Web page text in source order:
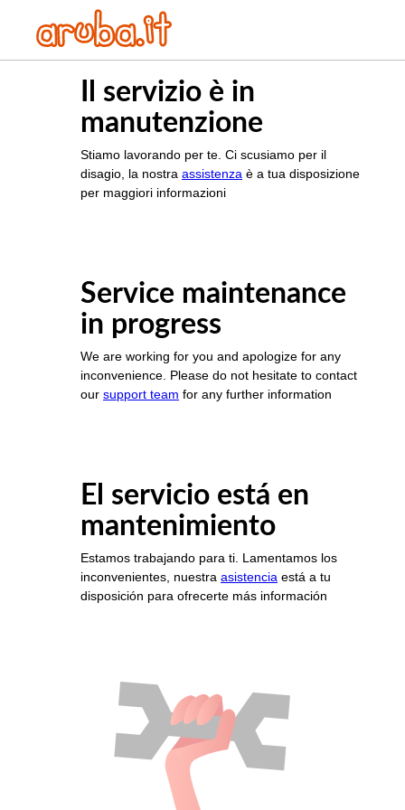
Il servizio è in
manutenzione
Stiamo lavorando per te. Ci scusiamo per il
disagio, la nostra assistenza è a tua disposizione
per maggiori informazioni
Service maintenance
in progress
We are working for you and apologize for any
inconvenience. Please do not hesitate to contact
our support team for any further information
El servicio está en
mantenimiento
Estamos trabajando para ti. Lamentamos los
inconvenientes, nuestra asistencia está a tu
disposición para ofrecerte más información